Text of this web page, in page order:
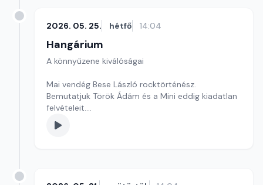
2026. 05. 25. hétfő 14:04
Hangárium
A könnyűzene kiválóságai
Mai vendég Bese László rocktörténész.
Bemutatjuk Török Ádám és a Mini eddig kiadatlan
felvételeit.
Szerkesztő: Balogh Tibor